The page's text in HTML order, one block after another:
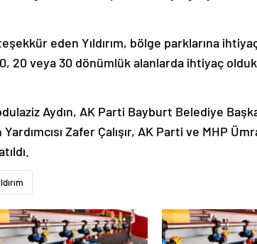
eden Yıldırım, bölge parklarına
20 veya 30 dönümlük alanlarda ihtiyaç
Aydın, AK Parti Bayburt Belediye
Zafer Çalışır, AK Parti ve MHP